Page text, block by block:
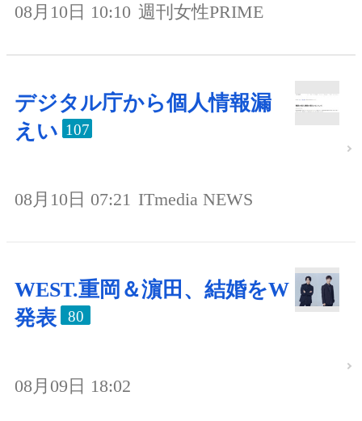
08月10日 10:10 週刊女性PRIME
デジタル庁から個人情報漏
えい 107
08月10日 07:21 ITmedia NEWS
WEST.重岡＆濵田、結婚をW
発表
80
08月09日 18:02